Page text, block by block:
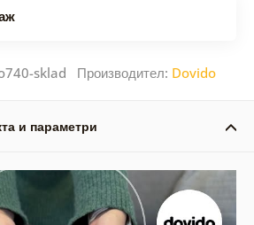
sklad Производител: Dovido
и параметри